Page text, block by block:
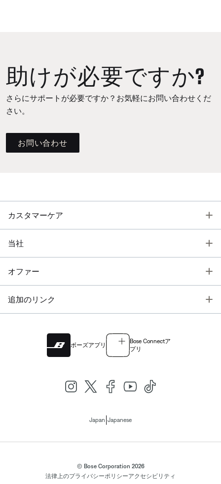
助けが必要ですか?
さらにサポートが必要ですか？お気軽にお問い合わせくだ
さい。
お問い合わせ
カスタマーケア
当社
オファー
追加のリンク
ボーズアプリ
Bose Connectア
プリ
Japan Japanese
© Bose Corporation 2026
法律上のプライバシーポリシーアクセシビリティ